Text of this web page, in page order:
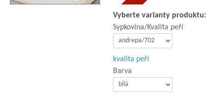
Vyberte varianty produktu:
Sypkovina/Kvalita peří
kvalita peří
Barva